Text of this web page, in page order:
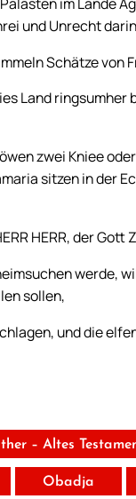
und Unrecht
Schätze von
Land
zwei Kniee
sitzen in der
HERR, der Gott
werde,
sollen,
und die
– Altes
Obadja